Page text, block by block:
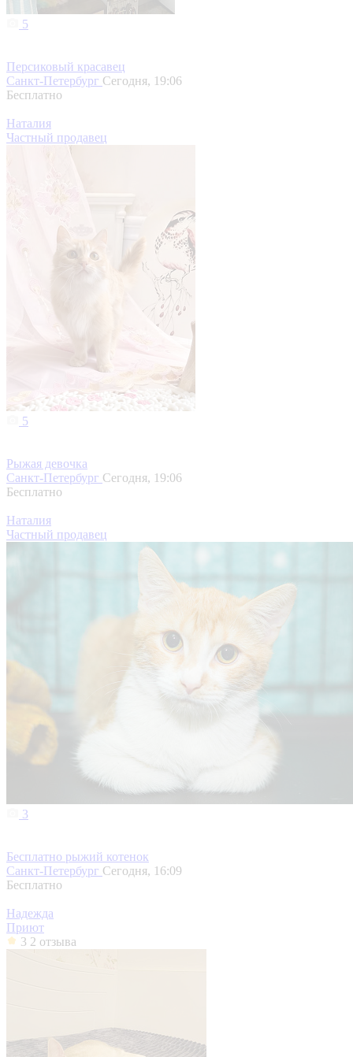
5
Персиковый красавец
Санкт-Петербург Сегодня, 19:06
Бесплатно
Наталия
Частный продавец
5
Рыжая девочка
Санкт-Петербург Сегодня, 19:06
Бесплатно
Наталия
Частный продавец
3
Бесплатно рыжий котенок
Санкт-Петербург Сегодня, 16:09
Бесплатно
Надежда
Приют
3 2 отзыва